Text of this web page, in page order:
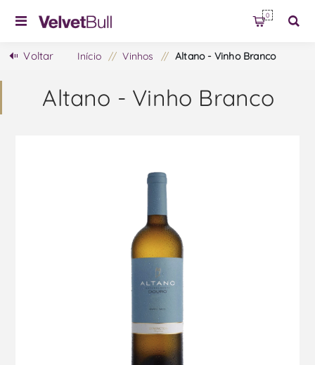
0
Voltar Início / Vinhos / Altano - Vinho Branco
Altano - Vinho Branco